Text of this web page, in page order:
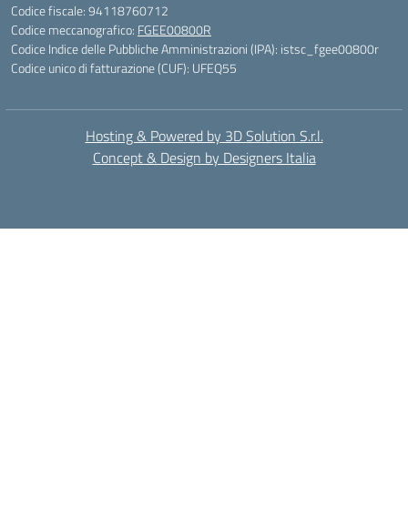
Codice fiscale: 94118760712
Codice meccanografico: FGEE00800R
Codice Indice delle Pubbliche Amministrazioni (IPA): istsc_fgee00800r
Codice unico di fatturazione (CUF): UFEQ55
Hosting & Powered by 3D Solution S.r.l.
Concept & Design by Designers Italia